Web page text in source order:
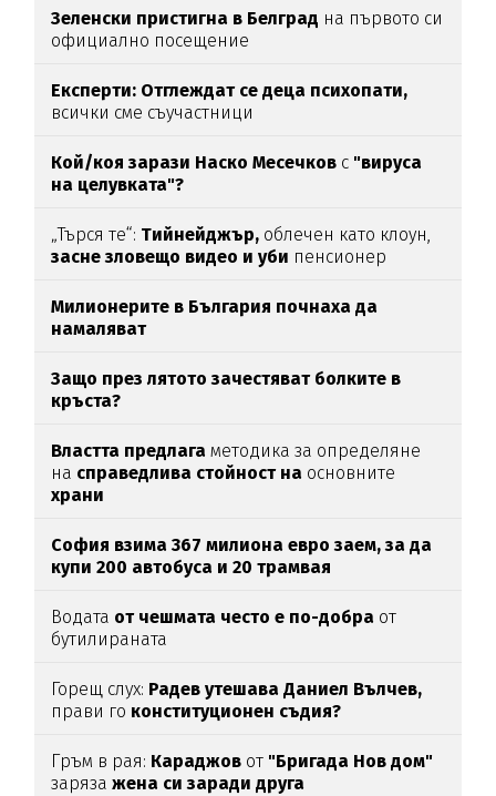
Зеленски пристигна в Белград на първото си
официално посещение
Експерти: Отглеждат се деца психопати,
всички сме съучастници
Кой/коя зарази Наско Месечков с "вируса
на целувката"?
„Търся те“: Тийнейджър, облечен като клоун,
засне зловещо видео и уби пенсионер
Милионерите в България почнаха да
намаляват
Защо през лятото зачестяват болките в
кръста?
Властта предлага методика за определяне
на справедлива стойност на основните
храни
София взима 367 милиона евро заем, за да
купи 200 автобуса и 20 трамвая
Водата от чешмата често е по-добра от
бутилираната
Горещ слух: Радев утешава Даниел Вълчев,
прави го конституционен съдия?
Гръм в рая: Караджов от "Бригада Нов дом"
зарязажена си заради друга